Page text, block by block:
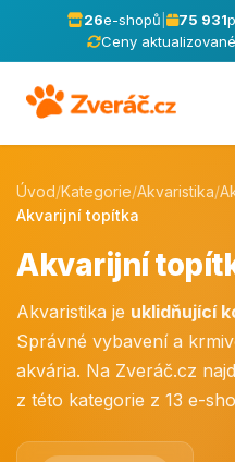
26e-shopů 75 931
Ceny
Úvod/Kategorie/Akvaristika/
Akvarijní topítka
Akvarijní
Akvaristika je uklidňující
Správné vybavení a
akvária. Na Zveráč.cz
z této kategorie z 13 e-